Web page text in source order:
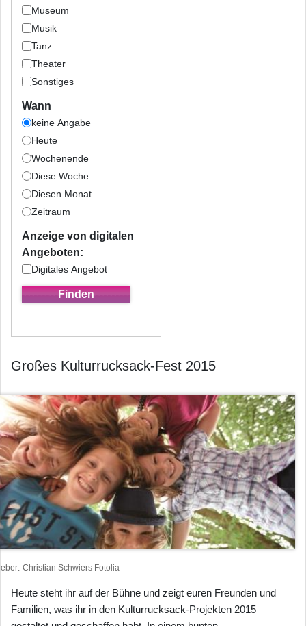
Museum
Musik
Tanz
Theater
Sonstiges
Wann
keine Angabe
Heute
Wochenende
Diese Woche
Diesen Monat
Zeitraum
Anzeige von digitalen
Angeboten:
Digitales Angebot
Großes Kulturrucksack-Fest 2015
Christian Schwiers Fotolia
Heute steht ihr auf der Bühne und zeigt euren Freunden und
Familien, was ihr in den Kulturrucksack-Projekten 2015